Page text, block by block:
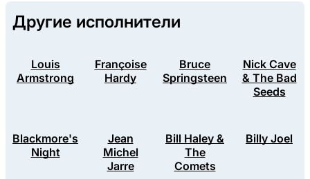
Другие исполнители
Louis
Armstrong
Françoise
Hardy
Bruce
Springsteen
Nick Cave
& The Bad
Seeds
Blackmore's
Night
Jean
Michel
Jarre
Bill Haley &
The
Comets
Billy Joel